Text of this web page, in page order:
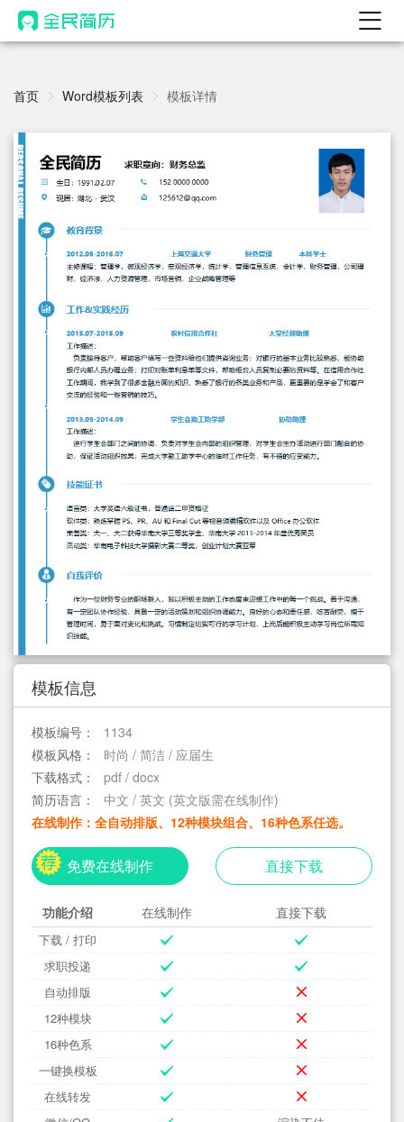
AI 简历工具 热门
AI 生成简历
AI 优化简历
AI 翻译简历
AI 诊断简历
AI 模拟面试
AI 职场工具
简历模板
简历教程
登录 / 注册
首页 Word模板列表 模板详情
模板信息
模板编号：
1134
模板风格：
时尚 / 简洁 / 应届生
下载格式：
pdf / docx
简历语言：
中文 / 英文 (英文版需在线制作)
在线制作：全自动排版、12种模块组合、16种色系任选。
免费在线制作 直接下载
功能介绍 在线制作 直接下载
下载 / 打印
求职投递
自动排版
12种模块
16种色系
一键换模板
在线转发